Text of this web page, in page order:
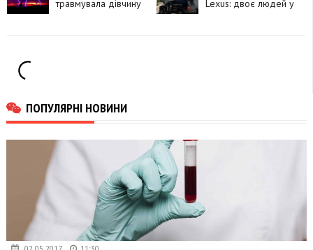
самогубство
травмувала дівчину
Lexus: двоє людей у
ПОПУЛЯРНІ НОВИНИ